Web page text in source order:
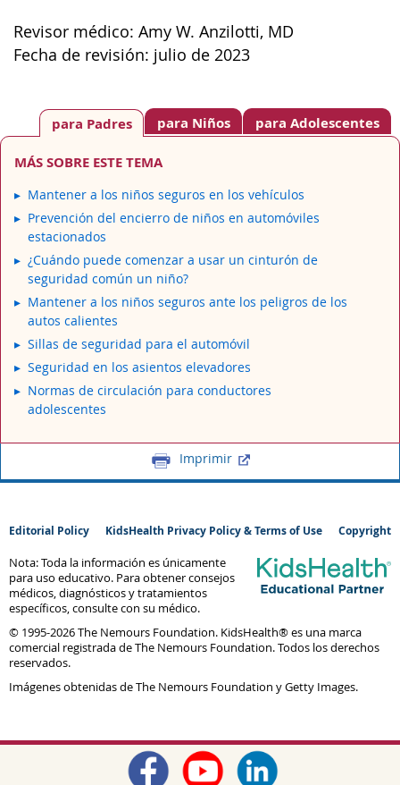
Revisor médico: Amy W. Anzilotti, MD
Fecha de revisión: julio de 2023
para Adolescentes
para Niños
para Padres
MÁS SOBRE ESTE TEMA
Mantener a los niños seguros en los vehículos
Prevención del encierro de niños en automóviles
estacionados
¿Cuándo puede comenzar a usar un cinturón de
seguridad común un niño?
Mantener a los niños seguros ante los peligros de los
autos calientes
Sillas de seguridad para el automóvil
Seguridad en los asientos elevadores
Normas de circulación para conductores
adolescentes
Imprimir
Editorial Policy KidsHealth Privacy Policy & Terms of Use Copyright
Nota: Toda la información es únicamente
para uso educativo. Para obtener consejos
médicos, diagnósticos y tratamientos
específicos, consulte con su médico.
© 1995-2026 The Nemours Foundation. KidsHealth® es una marca
comercial registrada de The Nemours Foundation. Todos los derechos
reservados.
Imágenes obtenidas de The Nemours Foundation y Getty Images.